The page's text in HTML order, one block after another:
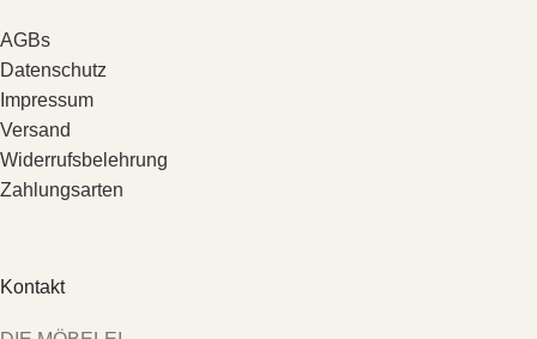
AGBs
Datenschutz
Impressum
Versand
Widerrufsbelehrung
Zahlungsarten
Kontakt